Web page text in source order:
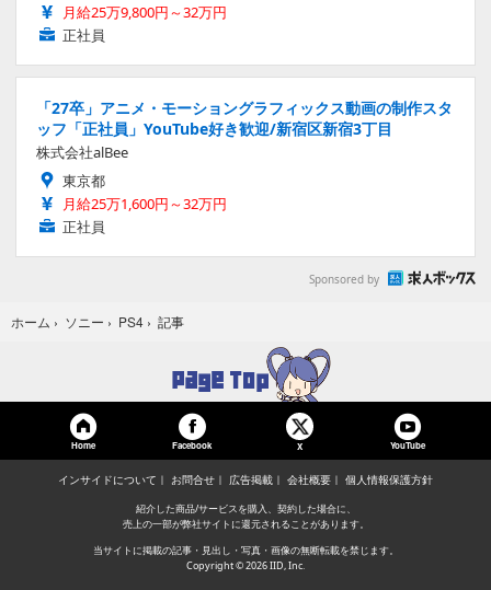
月給25万9,800円～32万円
正社員
「27卒」アニメ・モーショングラフィックス動画の制作スタ
ッフ「正社員」YouTube好き歓迎/新宿区新宿3丁目
株式会社alBee
東京都
月給25万1,600円～32万円
正社員
Sponsored by
ホーム › ソニー › PS4 › 記事
Home Facebook X YouTube
インサイドについて お問合せ 広告掲載 会社概要 個人情報保護方針
紹介した商品/サービスを購入、契約した場合に、
売上の一部が弊社サイトに還元されることがあります。
当サイトに掲載の記事・見出し・写真・画像の無断転載を禁じます。
Copyright © 2026 IID, Inc.